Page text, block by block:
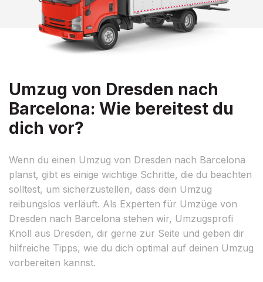
Umzug von Dresden nach
Barcelona: Wie bereitest du
dich vor?
Wenn du einen Umzug von Dresden nach Barcelona
planst, gibt es einige wichtige Schritte, die du beachten
solltest, um sicherzustellen, dass dein Umzug
reibungslos verläuft. Als Experten für Umzüge von
Dresden nach Barcelona stehen wir, Umzugsprofi
Knoll aus Dresden, dir gerne zur Seite und geben dir
hilfreiche Tipps, wie du dich optimal auf deinen Umzug
vorbereiten kannst.